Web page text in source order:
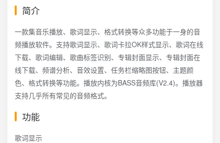
简介
一款集音乐播放、歌词显示、格式转换等众多功能于一身的音
频播放软件。支持歌词显示、歌词卡拉OK样式显示、歌词在线
下载、歌词编辑、歌曲标签识别、专辑封面显示、专辑封面在
线下载、频谱分析、音效设置、任务栏缩略图按钮、主题颜
色、格式转换等功能。播放内核为BASS音频库(V2.4)。播放器
支持几乎所有常见的音频格式。
功能
歌词显示